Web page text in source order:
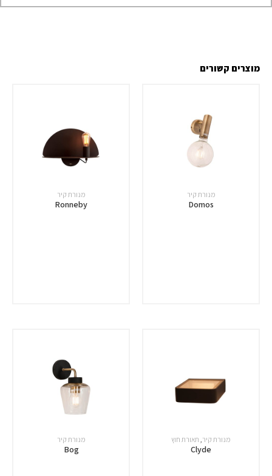
מוצרים קשורים
מנורת קיר
Domos
מנורת קיר
Ronneby
מנורת קיר תאורת חוץ
Clyde
מנורת קיר
Bog